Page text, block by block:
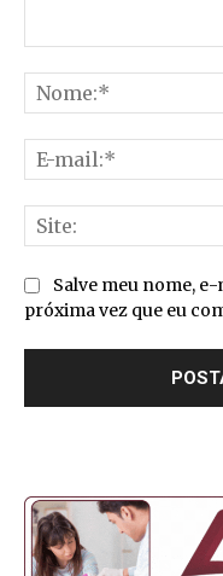
Salve meu nome,
próxima vez que eu